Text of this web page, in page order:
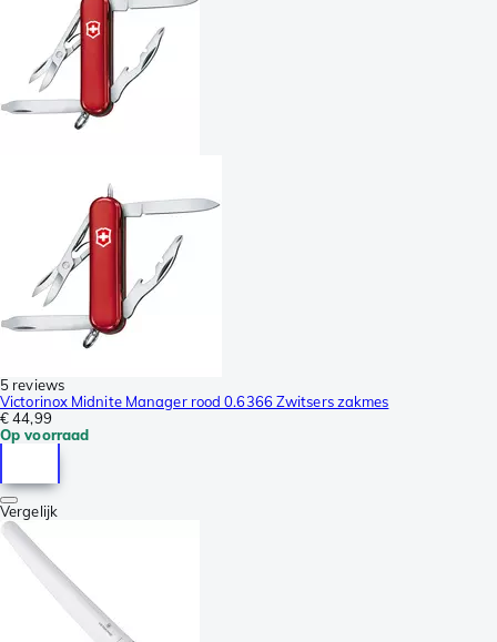
5 reviews
Victorinox Midnite Manager rood 0.6366 Zwitsers zakmes
€ 44,99
Op voorraad
Vergelijk